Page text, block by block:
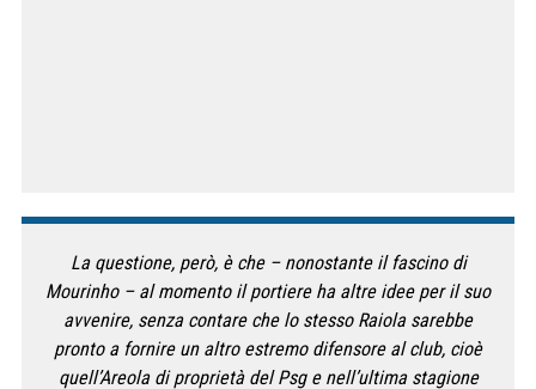
La questione, però, è che – nonostante il fascino di
Mourinho – al momento il portiere ha altre idee per il suo
avvenire, senza contare che lo stesso Raiola sarebbe
pronto a fornire un altro estremo difensore al club, cioè
quell’Areola di proprietà del Psg e nell’ultima stagione